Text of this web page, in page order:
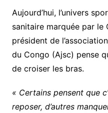
Aujourd’hui, l’univers
sanitaire marquée par le
président de
du Congo (Ajsc) pense
de croiser les bras.
« Certains pensent que
reposer, d’autres